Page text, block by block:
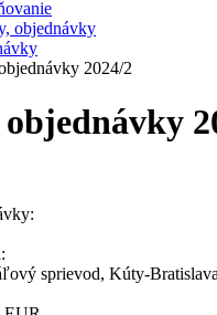
objednávky
2024/2
sprievod, Kúty-